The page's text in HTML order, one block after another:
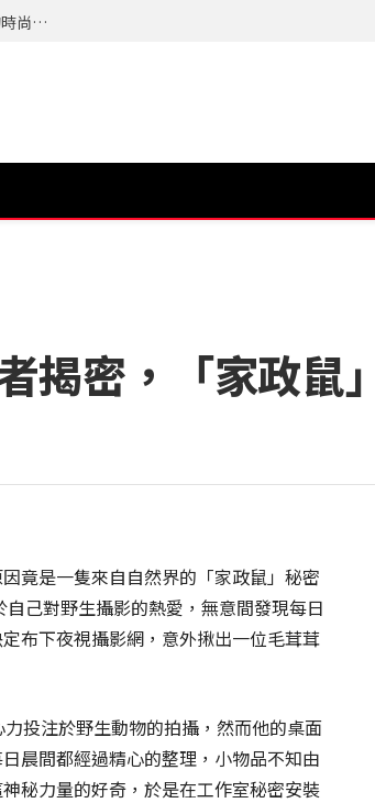
夏天最怕的不是流汗而是來不及整理自己，今年必需隨身攜帶的時尚配件 TERRA 隨身植萃竹纖濕紙巾 登場
揭密，「家政鼠
竟是一隻來自自然界的「家政鼠」秘密
己對野生攝影的熱愛，無意間發現每日
布下夜視攝影網，意外揪出一位毛茸茸
投注於野生動物的拍攝，然而他的桌面
晨間都經過精心的整理，小物品不知由
秘力量的好奇，於是在工作室秘密安裝